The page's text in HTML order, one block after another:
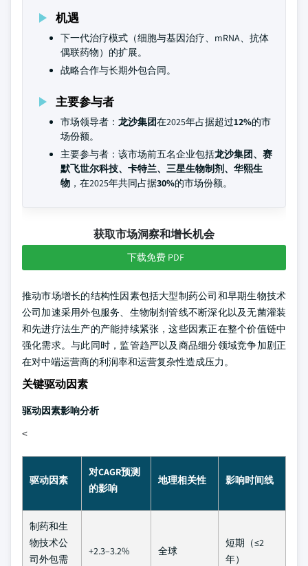
机遇
下一代治疗模式（细胞与基因治疗、mRNA、抗体
偶联药物）的扩展。
战略合作与长期外包合同。
主要参与者
市场领导者： 龙沙集团在2025年占据超过12%的市
场份额。
主要参与者：该市场前五名企业包括龙沙集团、赛
默飞世尔科技、卡特兰、三星生物制剂、华熙生
物 ，在2025年共同占据30%的市场份额。
获取市场洞察和增长机会
下载免费 PDF
推动市场增长的结构性因素包括大型制药公司和早期生物技术
公司加速采用外包服务、生物制剂管线不断深化以及无菌灌装
和先进疗法生产的产能持续紧张，这些因素正在整个价值链中
强化需求。与此同时，监管趋严以及商品细分领域竞争加剧正
在对中端运营商的利润率和运营复杂性造成压力。
关键驱动因素
驱动因素影响分析
<
驱动因素
对CAGR预测
的影响
地理相关性 影响时间线
制药和生
物技术公
司外包需
+2.3–3.2% 全球
短期（≤2
年）